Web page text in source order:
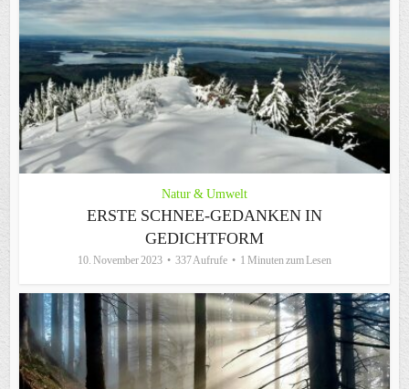
Natur & Umwelt
ERSTE SCHNEE-GEDANKEN IN
GEDICHTFORM
10. November 2023 337 Aufrufe 1 Minuten zum Lesen